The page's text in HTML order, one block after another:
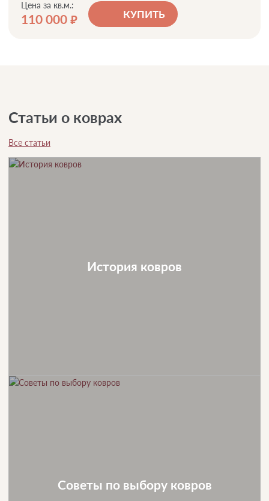
Цена за кв.м.:
110 000 руб. КУПИТЬ
Статьи о коврах
Все статьи
История ковров
Советы по выбору ковров